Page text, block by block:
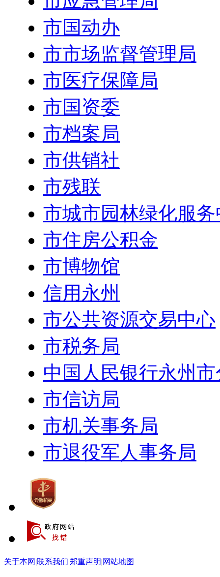
市国动办
市市场监督管理局
市医疗保障局
市国资委
市档案局
市供销社
市残联
市城市园林绿化服
市住房公积金
市博物馆
信用永州
市公共资源交易中心
市税务局
中国人民银行永州
市信访局
市机关事务局
市退役军人事务局
关于本网 |联系我们|郑重声明|网站地图